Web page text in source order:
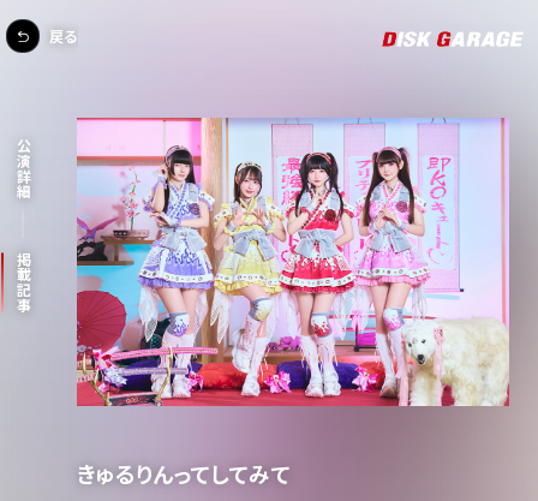
公演詳細
掲載記事
きゅるりんってしてみて
戻る